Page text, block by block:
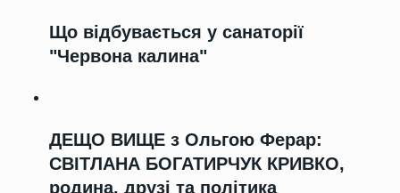
Що відбувається у санаторії
"Червона калина"
ДЕЩО ВИЩЕ з Ольгою Ферар:
СВІТЛАНА БОГАТИРЧУК КРИВКО,
родина, друзі та політика